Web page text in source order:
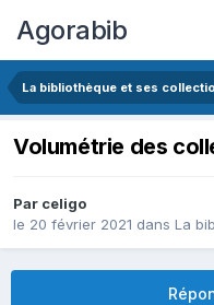
Agorabib
La bibliothèque et ses
Volumétrie des
Par celigo
le 20 février 2021 dans La